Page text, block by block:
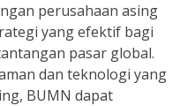
perusahaan asing
yang efektif bagi
pasar global.
dan teknologi yang
BUMN dapat